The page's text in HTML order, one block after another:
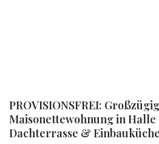
PROVISIONSFREI:
Maisonettewohnung in
Dachterrasse & Einbauküche